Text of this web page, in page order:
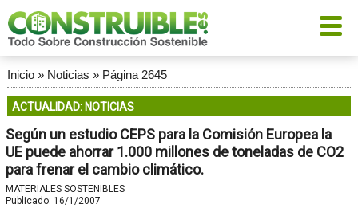
Inicio» Noticias » Página 2645
ACTUALIDAD: NOTICIAS
Según un estudio CEPS para la Comisión Europea la
UE puede ahorrar 1.000 millones de toneladas de CO2
para frenar el cambio climático.
MATERIALES SOSTENIBLES
Publicado: 16/1/2007